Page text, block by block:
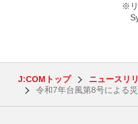
※
J:COMトップ
ニュースリ
令和7年台風第8号による